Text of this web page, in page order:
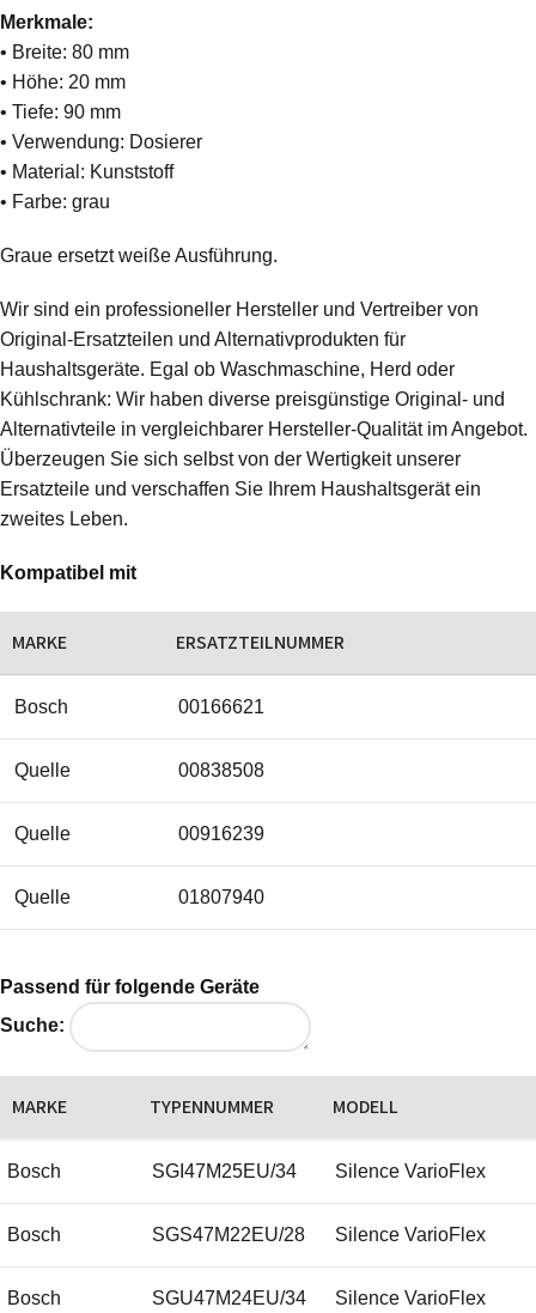
Merkmale:
• Breite: 80 mm
• Höhe: 20 mm
• Tiefe: 90 mm
• Verwendung: Dosierer
• Material: Kunststoff
• Farbe: grau
Graue ersetzt weiße Ausführung.
Wir sind ein professioneller Hersteller und Vertreiber von
Original-Ersatzteilen und Alternativprodukten für
Haushaltsgeräte. Egal ob Waschmaschine, Herd oder
Kühlschrank: Wir haben diverse preisgünstige Original- und
Alternativteile in vergleichbarer Hersteller-Qualität im Angebot.
Überzeugen Sie sich selbst von der Wertigkeit unserer
Ersatzteile und verschaffen Sie Ihrem Haushaltsgerät ein
zweites Leben.
Kompatibel mit
MARKE ERSATZTEILNUMMER
Bosch 00166621
Quelle 00838508
Quelle 00916239
Quelle 01807940
Passend für folgende Geräte
Suche:
MARKE TYPENNUMMER MODELL
Bosch SGI47M25EU/34 Silence VarioFlex
Bosch SGS47M22EU/28 Silence VarioFlex
Bosch SGU47M24EU/34 Silence VarioFlex